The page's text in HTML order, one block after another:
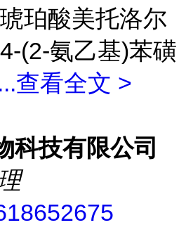
珀酸美托洛尔
(2-氨乙基)苯磺
...查看全文 >
科技有限公司